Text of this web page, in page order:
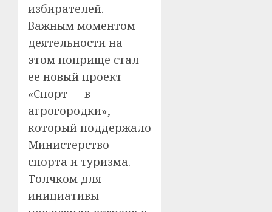
избирателей.
Важным моментом
деятельности на
этом поприще стал
ее новый проект
«Спорт — в
агрогородки»,
который поддержало
Министерство
спорта и туризма.
Толчком для
инициативы